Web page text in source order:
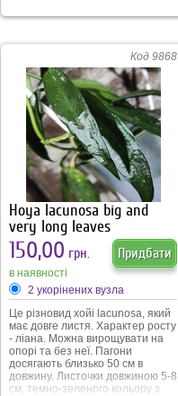
Код 9868
Hoya lacunosa big and
very long leaves
150,00 грн. Придбати
в наявності
2 укорінених вузла
Це різновид хойі lacunosa, який
має довге листя. Характер росту
- ліана. Можна вирощувати на
опорі та без неї. Пагони
досягають близько 50 см в
довжину. Листочки довжиною 5-8
см, темно-зеленого кольору з